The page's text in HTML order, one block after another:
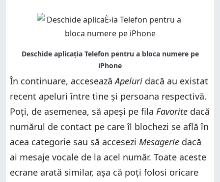
În continuare, acceseazăApeluri dacă au existat
recent apeluri între tine și persoana respectivă.
Poți, de asemenea, să apeși pe fila Favorite dacă
numărul de contact pe care îl blochezi se află în
acea categorie sau să accesezi Mesagerie dacă
ai mesaje vocale de la acel număr. Toate aceste
ecrane arată similar, așa că poți folosi oricare